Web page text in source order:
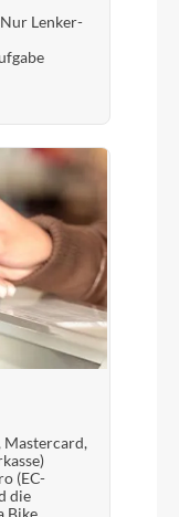
Lenker-
Mastercard,
(EC-
die